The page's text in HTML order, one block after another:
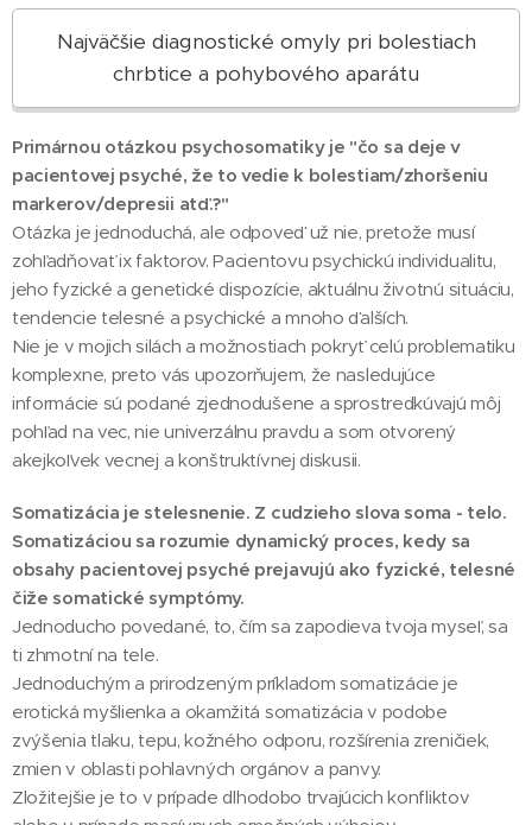
Najväčšie diagnostické omyly pri bolestiach
chrbtice a pohybového aparátu
Primárnou otázkou psychosomatiky je "čo sa deje v
pacientovej psyché, že to vedie k bolestiam/zhoršeniu
markerov/depresii atď.?"
Otázka je jednoduchá, ale odpoveď už nie, pretože musí
zohľadňovať ix faktorov. Pacientovu psychickú individualitu,
jeho fyzické a genetické dispozície, aktuálnu životnú situáciu,
tendencie telesné a psychické a mnoho ďalších.
Nie je v mojich silách a možnostiach pokryť celú problematiku
komplexne, preto vás upozorňujem, že nasledujúce
informácie sú podané zjednodušene a sprostredkúvajú môj
pohľad na vec, nie univerzálnu pravdu a som otvorený
akejkoľvek vecnej a konštruktívnej diskusii.
Somatizácia je stelesnenie. Z cudzieho slova soma - telo.
Somatizáciou sa rozumie dynamický proces, kedy sa
obsahy pacientovej psyché prejavujú ako fyzické, telesné
čiže somatické symptómy.
Jednoducho povedané, to, čím sa zapodieva tvoja myseľ, sa
ti zhmotní na tele.
Jednoduchým a prirodzeným príkladom somatizácie je
erotická myšlienka a okamžitá somatizácia v podobe
zvýšenia tlaku, tepu, kožného odporu, rozšírenia zreničiek,
zmien v oblasti pohlavných orgánov a panvy.
Zložitejšie je to v prípade dlhodobo trvajúcich konfliktov